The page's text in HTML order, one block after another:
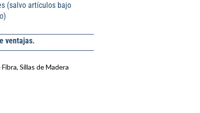
(salvo artículos bajo
ventajas.
Fibra, Sillas de Madera